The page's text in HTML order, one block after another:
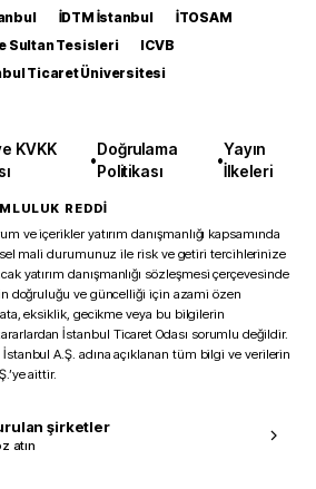
İDTM İstanbul
İTOSAM
Sultan Tesisleri
ICVB
Ticaret Üniversitesi
KVKK
•
Doğrulama
Politikası
•
Yayın
İlkeleri
REDDİ
ve içerikler yatırım danışmanlığı kapsamında
mali durumunuz ile risk ve getiri tercihlerinize
yatırım danışmanlığı sözleşmesi çerçevesinde
doğruluğu ve güncelliği için azami özen
eksiklik, gecikme veya bu bilgilerin
İstanbul Ticaret Odası sorumlu değildir.
A.Ş. adına açıklanan tüm bilgi ve verilerin
aittir.
şirketler
atın